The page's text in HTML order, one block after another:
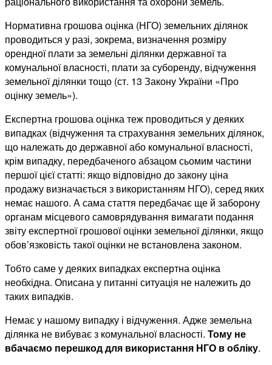
Нормативна грошова оцінка (НГО) земельних ділянок
проводиться у разі, зокрема, визначення розміру
орендної плати за земельні ділянки державної та
комунальної власності, плати за суборенду, відчуження
земельної ділянки тощо (ст. 13 Закону України «Про
оцінку земель»).
Експертна грошова оцінка теж проводиться у деяких
випадках (відчуження та страхування земельних ділянок,
що належать до державної або комунальної власності,
крім випадку, передбаченого абзацом сьомим частини
першої цієї статті: якщо відповідно до закону ціна
продажу визначається з використанням НГО), серед яких
немає нашого. А сама стаття передбачає ще й заборону
органам місцевого самоврядування вимагати подання
звіту експертної грошової оцінки земельної ділянки, якщо
обов’язковість такої оцінки не встановлена законом.
Тобто саме у деяких випадках експертна оцінка
необхідна. Описана у питанні ситуація не належить до
таких випадків.
Немає у нашому випадку і відчуження. Адже земельна
ділянка не вибуває з комунальної власності. Тому не
вбачаємо перешкод для використання НГО в обліку.